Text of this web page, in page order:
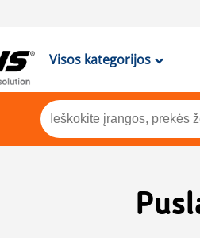
Visos kategorijos